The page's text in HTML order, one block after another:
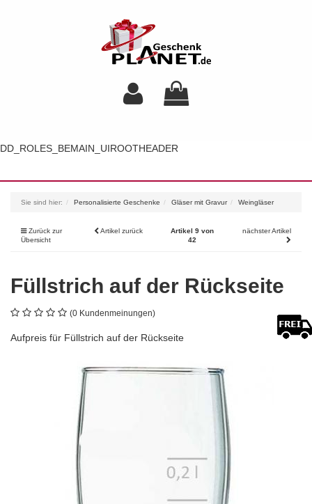
DD_ROLES_BEMAIN_UIROOTHEADER
Sie sind hier: Personalisierte Geschenke Gläser mit Gravur Weingläser
Zurück zur
Übersicht
Artikel zurück
Artikel 9 von
42
nächster Artikel
Füllstrich auf der Rückseite
(0 Kundenmeinungen)
Aufpreis für Füllstrich auf der Rückseite